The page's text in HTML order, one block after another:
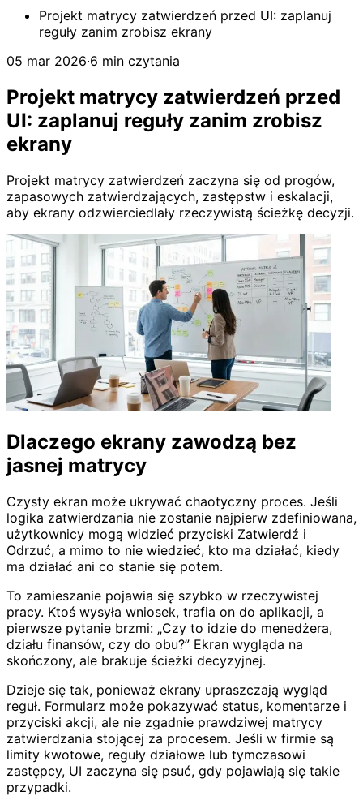
Projekt matrycy zatwierdzeń przed UI: zaplanuj
reguły zanim zrobisz ekrany
05 mar 2026·6 min czytania
Projekt matrycy zatwierdzeń przed
UI: zaplanuj reguły zanim zrobisz
ekrany
Projekt matrycy zatwierdzeń zaczyna się od progów,
zapasowych zatwierdzających, zastępstw i eskalacji,
aby ekrany odzwierciedlały rzeczywistą ścieżkę decyzji.
Dlaczego ekrany zawodzą bez
jasnej matrycy
Czysty ekran może ukrywać chaotyczny proces. Jeśli
logika zatwierdzania nie zostanie najpierw zdefiniowana,
użytkownicy mogą widzieć przyciski Zatwierdź i
Odrzuć, a mimo to nie wiedzieć, kto ma działać, kiedy
ma działać ani co stanie się potem.
To zamieszanie pojawia się szybko w rzeczywistej
pracy. Ktoś wysyła wniosek, trafia on do aplikacji, a
pierwsze pytanie brzmi: „Czy to idzie do menedżera,
działu finansów, czy do obu?” Ekran wygląda na
skończony, ale brakuje ścieżki decyzyjnej.
Dzieje się tak, ponieważ ekrany upraszczają wygląd
reguł. Formularz może pokazywać status, komentarze i
przyciski akcji, ale nie zgadnie prawdziwej matrycy
zatwierdzania stojącej za procesem. Jeśli w firmie są
limity kwotowe, reguły działowe lub tymczasowi
zastępcy, UI zaczyna się psuć, gdy pojawiają się takie
przypadki.